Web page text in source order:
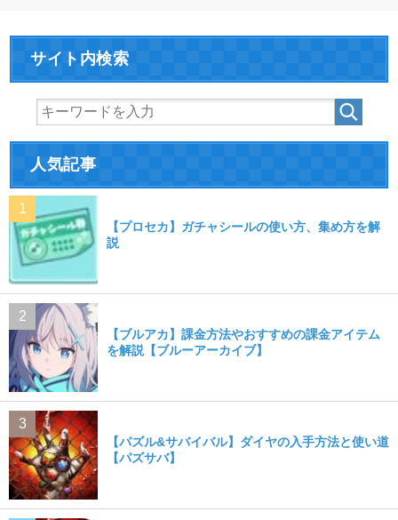
サイト内検索
人気記事
【プロセカ】ガチャシールの使い方、集め方を解
説
【ブルアカ】課金方法やおすすめの課金アイテム
を解説【ブルーアーカイブ】
【パズル&サバイバル】ダイヤの入手方法と使い道
【パズサバ】